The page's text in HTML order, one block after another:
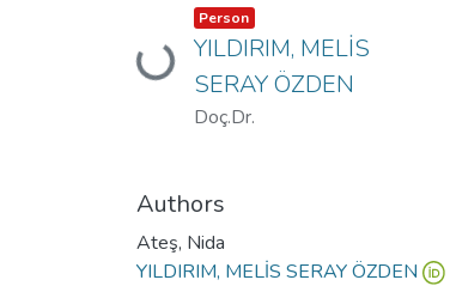
Loading...
Item type:
Person ,
YILDIRIM, MELİS
SERAY ÖZDEN
Doç.Dr.
Authors
Ateş, Nida
YILDIRIM, MELİS SERAY ÖZDEN